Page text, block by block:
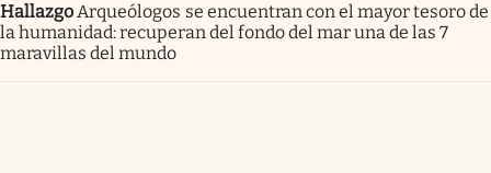
Hallazgo Arqueólogos se encuentran con el mayor tesoro de
la humanidad: recuperan del fondo del mar una de las 7
maravillas del mundo